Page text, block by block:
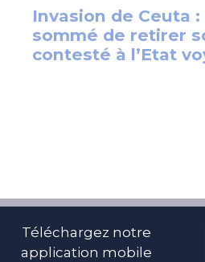
Téléchargez notre
application mobile